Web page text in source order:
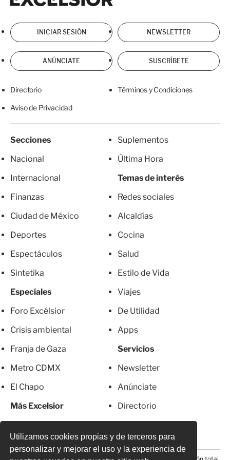
Utilizamos cookies propias y de terceros para
personalizar y mejorar el uso y la experiencia de
INICIAR SESIÓN NEWSLETTER
ANÚNCIATE SUSCRÍBETE
Directorio Términos y Condiciones
Aviso de Privacidad
Secciones
Nacional
Internacional
Finanzas
Ciudad de México
Deportes
Espectáculos
Sintetika
Especiales
Foro Excélsior
Crisis ambiental
Franja de Gaza
Metro CDMX
El Chapo
Más Excelsior
Suplementos
Última Hora
Temas de interés
Redes sociales
Alcaldías
Cocina
Salud
Estilo de Vida
Viajes
De Utilidad
Apps
Servicios
Newsletter
Anúnciate
Directorio